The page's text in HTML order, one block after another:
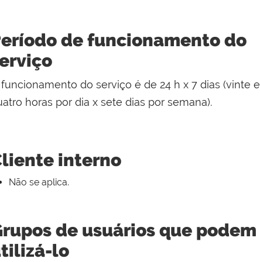
de funcionamento do
do serviço é de 24 h x 7 dias (vinte e
horas por dia x sete dias por semana).
interno
Não se aplica.
de usuários que podem
lo